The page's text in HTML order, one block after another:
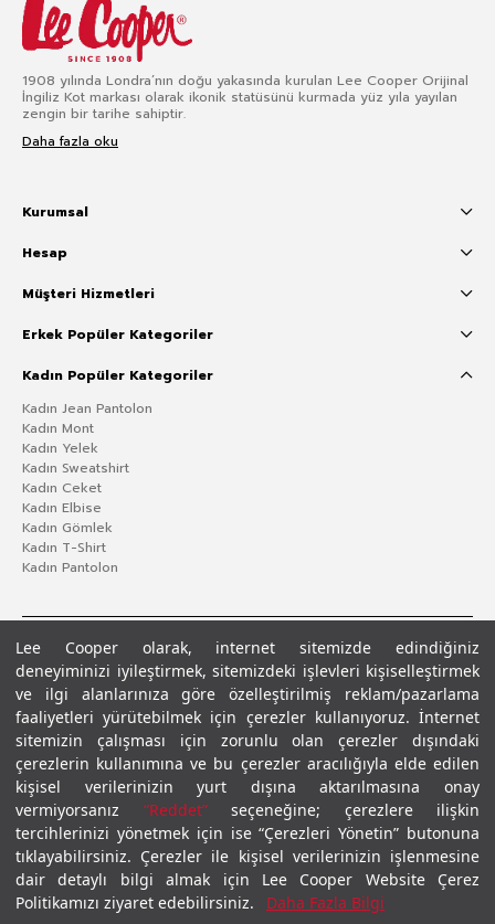
Lee Cooper olarak, internet sitemizde edindiğiniz
deneyiminizi iyileştirmek, sitemizdeki işlevleri kişiselleştirmek
ve ilgi alanlarınıza göre özelleştirilmiş reklam/pazarlama
faaliyetleri yürütebilmek için çerezler kullanıyoruz. İnternet
sitemizin çalışması için zorunlu olan çerezler dışındaki
çerezlerin kullanımına ve bu çerezler aracılığıyla elde edilen
kişisel verilerinizin yurt dışına aktarılmasına onay
vermiyorsanız “Reddet”seçeneğine; çerezlere ilişkin
tercihlerinizi yönetmek için ise “Çerezleri Yönetin” butonuna
tıklayabilirsiniz. Çerezler ile kişisel verilerinizin işlenmesine
dair detaylı bilgi almak için Lee Cooper Website Çerez
Politikamızı ziyaret edebilirsiniz.
Daha Fazla Bilgi
1908 yılında Londra’nın doğu yakasında kurulan Lee Cooper Orijinal
İngiliz Kot markası olarak ikonik statüsünü kurmada yüz yıla yayılan
zengin bir tarihe sahiptir.
Daha fazla oku
Kurumsal
Hesap
Müşteri Hizmetleri
Erkek Popüler Kategoriler
Kadın Popüler Kategoriler
Kadın Jean Pantolon
Kadın Mont
Kadın Yelek
Kadın Sweatshirt
Kadın Ceket
Kadın Elbise
Kadın Gömlek
Kadın T-Shirt
Kadın Pantolon
Gizlilik PolitikasıÇerez Politikası KVKK Aydınlatma MetniŞartlar ve Koşullar
© 2026 Leecooper - Tüm Hakları Saklıdır.